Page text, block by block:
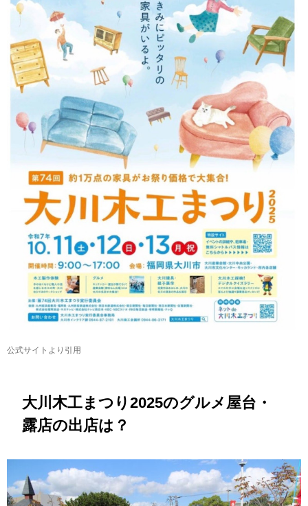
公式サイトより引用
大川木工まつり2025のグルメ屋台・
露店の出店は？